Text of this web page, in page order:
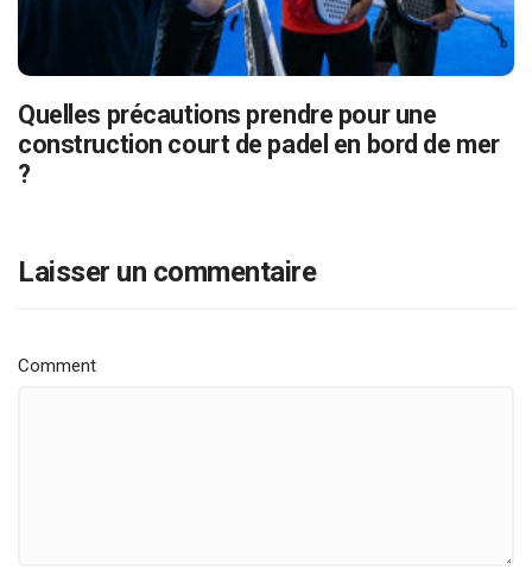
Quelles précautions prendre pour une
construction court de padel en bord de mer
?
Laisser un commentaire
Comment